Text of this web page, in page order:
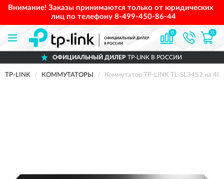
Внимание! Заказы принимаются только от юридических
лиц по телефону 8-499-450-86-44
0 0
ОФИЦИАЛЬНЫЙ ДИЛЕР TP-LINK В РОССИИ
TP-LINK КОММУТАТОРЫ Коммутатор TP-LINK TL-SL3452 на